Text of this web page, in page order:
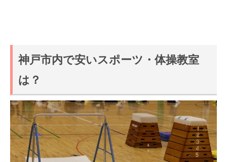
神戸市内で安いスポーツ・体操教室
は？